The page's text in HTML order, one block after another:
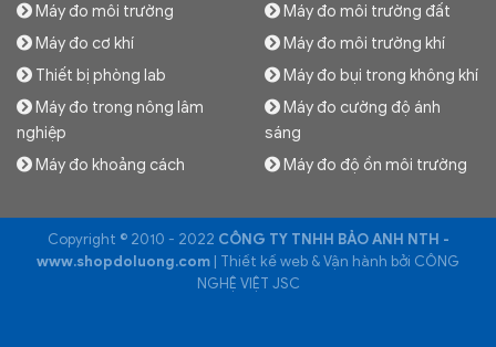
Máy đo môi trường
Máy đo cơ khí
Thiết bị phòng lab
Máy đo trong nông lâm
nghiệp
Máy đo khoảng cách
Máy đo môi trường đất
Máy đo môi trường khí
Máy đo bụi trong không khí
Máy đo cường độ ánh
sáng
Máy đo độ ồn môi trường
Copyright © 2010 - 2022 CÔNG TY TNHH BẢO ANH NTH -
www.shopdoluong.com | Thiết kế web & Vận hành bởi CÔNG
NGHỆ VIỆT JSC